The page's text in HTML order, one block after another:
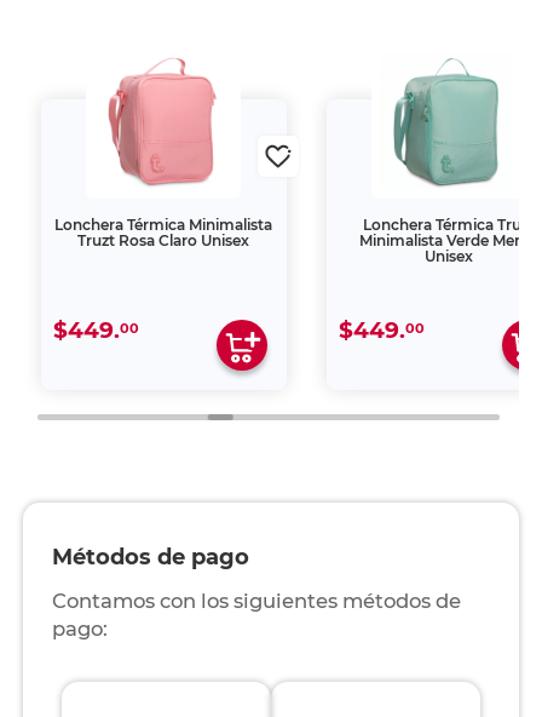
Lonchera Térmica Minimalista
Truzt Rosa Claro Unisex
$449.00
Lonchera Térmica Truzt
Minimalista Verde Menta
Unisex
$449.00
Métodos de pago
Contamos con los siguientes métodos de
pago: